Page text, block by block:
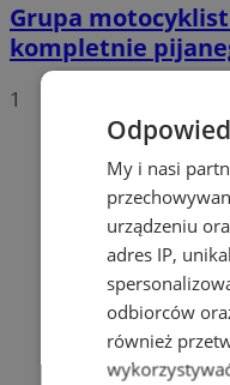
Grupa
kompletnie
1
My i nasi
urządzeniu
adres IP,
odbiorców
również